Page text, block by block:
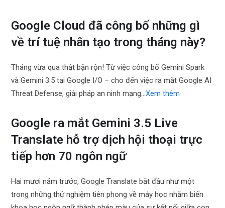
Google Cloud đã công bố những gì
về trí tuệ nhân tạo trong tháng này?
Tháng vừa qua thật bận rộn! Từ việc công bố Gemini Spark
và Gemini 3.5 tại Google I/O – cho đến việc ra mắt Google AI
Threat Defense, giải pháp an ninh mạng…Xem thêm
Google ra mắt Gemini 3.5 Live
Translate hỗ trợ dịch hội thoại trực
tiếp hơn 70 ngôn ngữ
Hai mươi năm trước, Google Translate bắt đầu như một
trong những thử nghiệm tiên phong về máy học nhằm biến